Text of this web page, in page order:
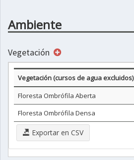
Ambiente
Vegetación
Vegetación (cursos de agua excluidos)
Floresta Ombrófila Aberta
Floresta Ombrófila Densa
Exportar en CSV